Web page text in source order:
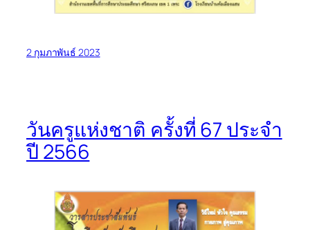
2 กุมภาพันธ์ 2023
วันครูแห่งชาติ ครั้งที่ 67 ประจำ
ปี 2566